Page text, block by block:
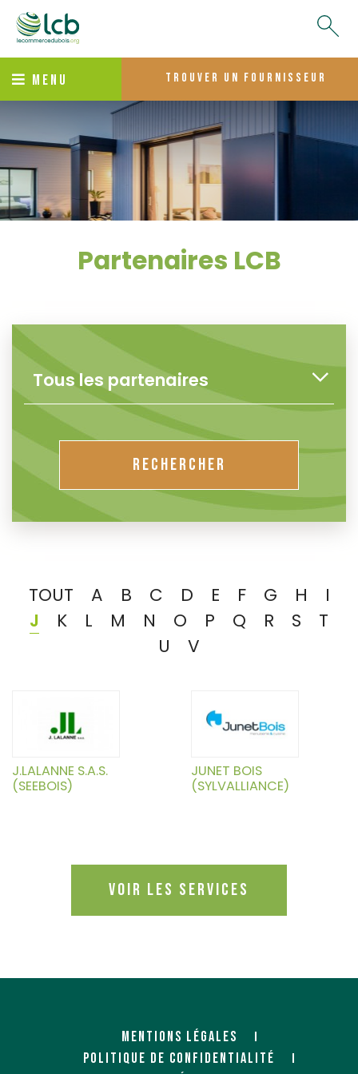
MENU trouver un fournisseur
Partenaires LCB
RECHERCHER
TOUT A B C D E F G H
I
J
K L M N O P Q R S
T
U
V
J.LALANNE S.A.S.
(SEEBOIS)
JUNET BOIS
(SYLVALLIANCE)
Voir les services
MENTIONS LÉGALES
POLITIQUE DE CONFIDENTIALITÉ